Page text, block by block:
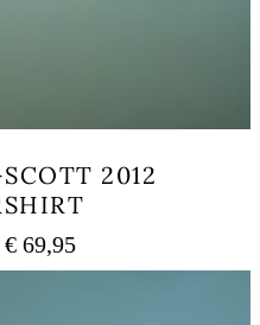
2012
€69,95Prijsklasse:
€ 59,95